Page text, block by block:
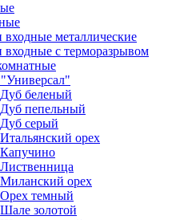
входные металлические
входные с терморазрывом
Дуб беленый
Дуб пепельный
Дуб серый
Итальянский орех
Капучино
Лиственница
Миланский орех
Орех темный
Шале золотой